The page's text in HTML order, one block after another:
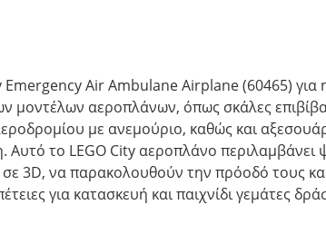
Air Ambulane Airplane (60465) για
μοντέλων αεροπλάνων, όπως σκάλες
με ανεμούριο, καθώς και
το LEGO City αεροπλάνο περιλαμβάνει
3D, να παρακολουθούν την πρόοδό τους
για κατασκευή και παιχνίδι γεμάτες